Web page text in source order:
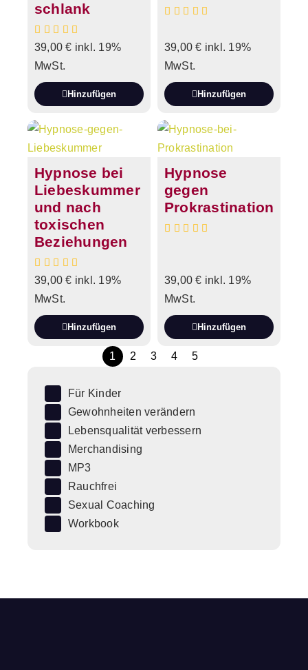
schlank
39,00€ inkl. 19%
MwSt.
Hinzufügen
39,00€ inkl. 19%
MwSt.
Hinzufügen
Hypnose bei
Liebeskummer
und nach
toxischen
Beziehungen
39,00€ inkl. 19%
MwSt.
Hinzufügen
Hypnose
gegen
Prokrastination
39,00€ inkl. 19%
MwSt.
Hinzufügen
1 2 3 4 5
Für Kinder
Gewohnheiten verändern
Lebensqualität verbessern
Merchandising
MP3
Rauchfrei
Sexual Coaching
Workbook